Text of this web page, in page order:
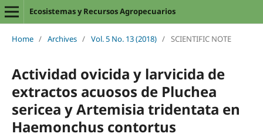
Ecosistemas y Recursos Agropecuarios
Home / Archives / Vol. 5 No. 13 (2018) / SCIENTIFIC NOTE
Actividad ovicida y larvicida de
extractos acuosos de Pluchea
sericea y Artemisia tridentata en
Haemonchus contortus